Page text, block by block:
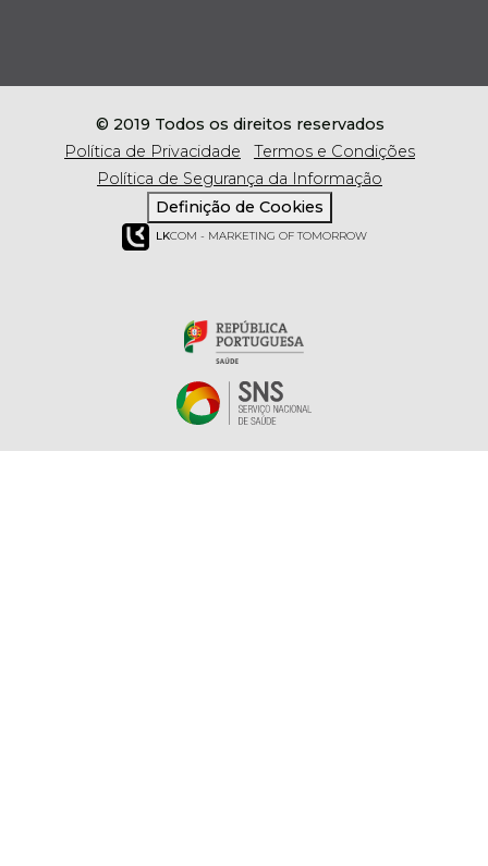
© 2019 Todos os direitos reservados
Política de Privacidade
Termos e Condições
Política de Segurança da Informação
Definição de Cookies
LKCOM - MARKETING OF TOMORROW